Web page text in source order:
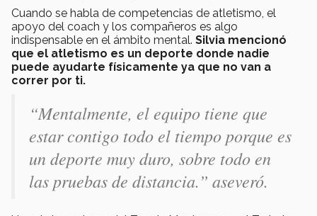
Cuando se habla de competencias de atletismo, el
apoyo del coach y los compañeros es algo
indispensable en el ámbito mental. Silvia mencionó
que el atletismo es un deporte donde nadie
puede ayudarte físicamente ya que no van a
correr por ti.
“Mentalmente, el equipo tiene que
estar contigo todo el tiempo porque es
un deporte muy duro, sobre todo en
las pruebas de distancia.” aseveró.